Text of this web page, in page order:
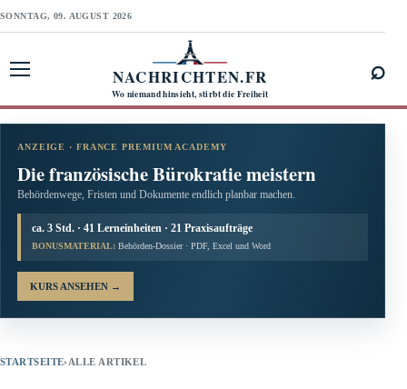
SONNTAG, 09. AUGUST 2026
NACHRICHTEN.FR
Wo niemand hinsieht, stirbt die Freiheit
⌕
ANZEIGE · FRANCE PREMIUM ACADEMY
Die französische Bürokratie meistern
Behördenwege, Fristen und Dokumente endlich planbar machen.
ca. 3 Std. · 41 Lerneinheiten · 21 Praxisaufträge
BONUSMATERIAL: Behörden-Dossier · PDF, Excel und Word
KURS ANSEHEN →
STARTSEITE› ALLE ARTIKEL